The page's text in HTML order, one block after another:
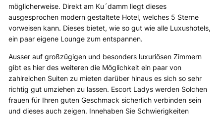
möglicherweise. Direkt am Ku´damm liegt dieses
ausgesprochen modern gestaltete Hotel, welches 5 Sterne
vorweisen kann. Dieses bietet, wie so gut wie alle Luxushotels,
ein paar eigene Lounge zum entspannen.
Ausser auf großzügigen und besonders luxuriösen Zimmern
gibt es hier des weiteren die Möglichkeit ein paar von
zahlreichen Suiten zu mieten darüber hinaus es sich so sehr
richtig gut umziehen zu lassen. Escort Ladys werden Solchen
frauen für Ihren guten Geschmack sicherlich verbinden sein
und dieses auch zeigen. Innehaben Sie Schwierigkeiten